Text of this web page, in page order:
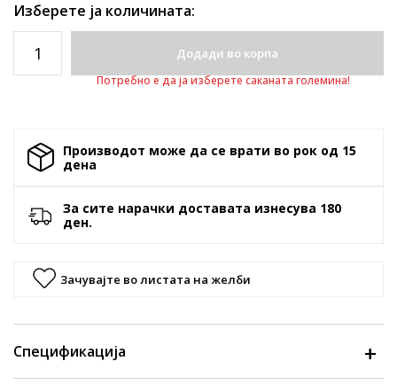
Изберете ја количината:
Додади во корпа
Потребно е да ја изберете саканата големина!
Производот може да се врати во рок од 15
денa
За сите нарачки доставата изнесува 180
ден.
Зачувајте во листата на желби
Спецификација